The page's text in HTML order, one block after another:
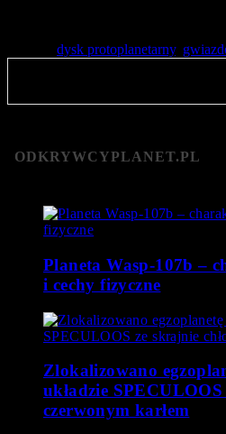
dysk protoplanetarny,
ODKRYWCYPLANET.PL
Planeta Wasp-107b –
i cechy fizyczne
Zlokalizowano
układzie
czerwonym karłem